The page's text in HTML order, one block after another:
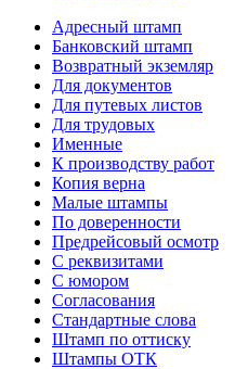
Адресный штамп
Банковский штамп
Возвратный экземляр
Для документов
Для путевых листов
Для трудовых
Именные
К производству работ
Копия верна
Малые штампы
По доверенности
Предрейсовый осмотр
С реквизитами
С юмором
Согласования
Стандартные слова
Штамп по оттиску
Штампы ОТК